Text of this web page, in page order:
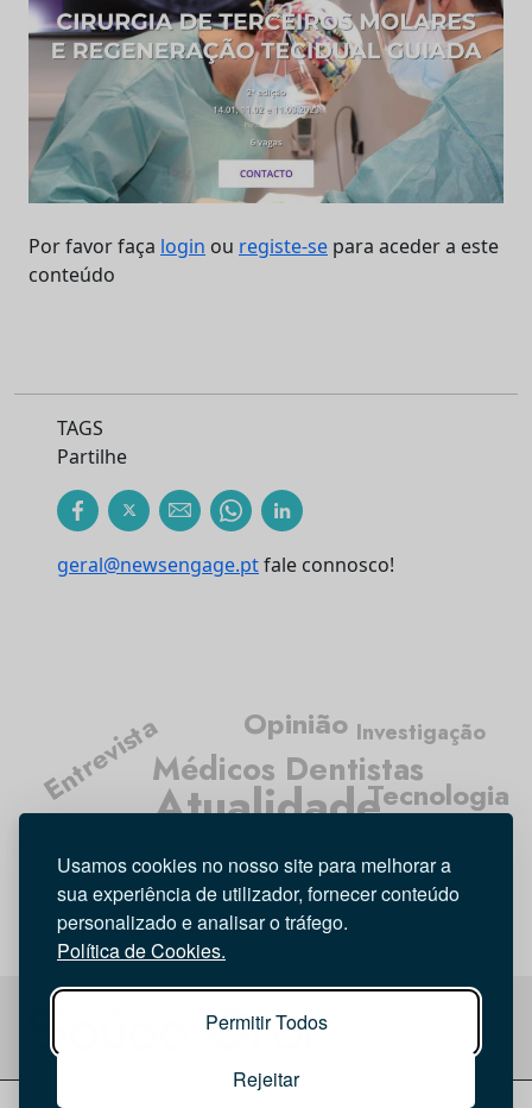
Usamos cookies no nosso site para melhorar a
sua experiência de utilizador, fornecer conteúdo
personalizado e analisar o tráfego.
Política de Cookies.
Permitir Todos
Rejeitar
Por favor faça login ou registe-se para aceder a este
conteúdo
TAGS
Partilhe
geral@newsengage.ptfale connosco!
Atualidade
Médicos Dentistas
Higiene Oral
Entrevista
Opinião
Tecnologia
Investigação